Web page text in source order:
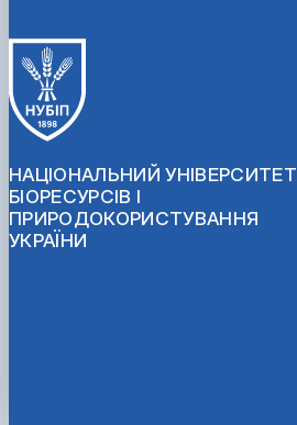
НАЦІОНАЛЬНИЙ УНІВЕРСИТЕТ
БІОРЕСУРСІВ І
ПРИРОДОКОРИСТУВАННЯ
УКРАЇНИ